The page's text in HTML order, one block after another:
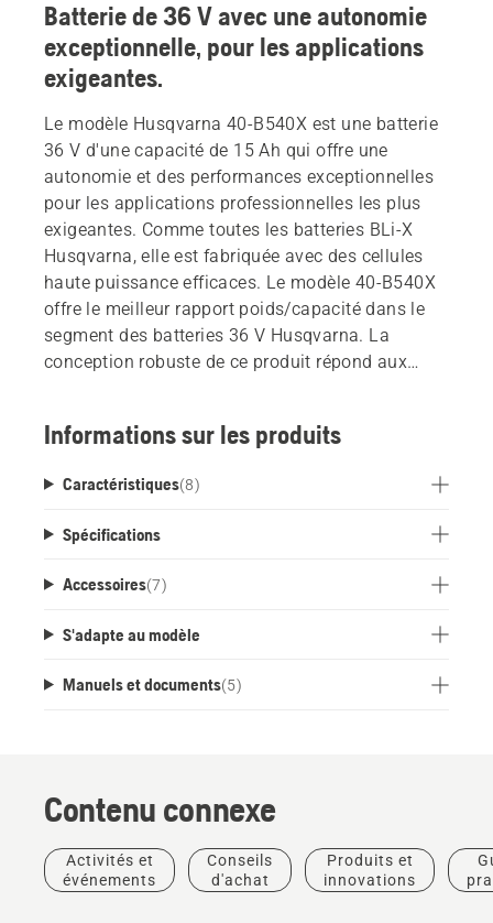
Batterie de 36 V avec une autonomie
exceptionnelle, pour les applications
exigeantes.
Le modèle Husqvarna 40-B540X est une batterie
36 V d'une capacité de 15 Ah qui offre une
autonomie et des performances exceptionnelles
pour les applications professionnelles les plus
exigeantes. Comme toutes les batteries BLi-X
Husqvarna, elle est fabriquée avec des cellules
haute puissance efficaces. Le modèle 40-B540X
offre le meilleur rapport poids/capacité dans le
segment des batteries 36 V Husqvarna. La
conception robuste de ce produit répond aux
météorologiques et avec tous les équipements
ActiveCool refroidit la batterie pendant le
tous les produits du système de batterie flexible
Husqvarna BLi-X de 36 V, avec conception en
travers du corps. Compatible avec Husqvarna
Fleet Services™.
Informations sur les produits
Caractéristiques(8)
Spécifications
Accessoires(7)
S'adapte au modèle
Manuels et documents(5)
Contenu connexe
Activités et
événements
Conseils
d'achat
Produits et
innovations